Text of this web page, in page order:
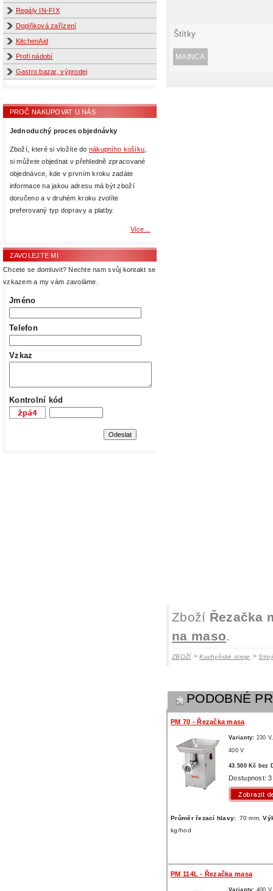
Regály IN-FIX
Doplňková zařízení
KitchenAid
Profi nádobí
Gastro bazar, výprodej
PROČ NAKUPOVAT U NÁS
Jednoduchý proces objednávky
Zboží, které si vložíte do nákupního košíku,
si můžete objednat v přehledně zpracované
objednávce, kde v prvním kroku zadáte
informace na jakou adresu má být zboží
doručeno a v druhém kroku zvolíte
preferovaný typ dopravy a platby.
Více...
ZAVOLEJTE MI
Chcete se domluvit? Nechte nam svůj kontakt se
vzkazem a my vám zavoláme.
Jméno
Telefon
Vzkaz
Kontrolní kód
Štítky
MAINCA
Zboží Řezačka
na maso.
ZBOŽÍ >Kuchyňské stroje >
PODOBNÉ
PM 70 - Řezačka masa
Varianty: 230
400 V
43.500 Kč bez
Dostupnost:
Průměr řezací hlavy: 70 mm,
kg/hod
PM 114L - Řezačka masa